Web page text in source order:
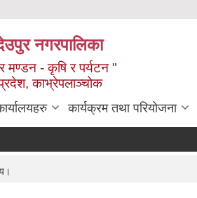
नगरपालिका
मण्डन - कृषि र पर्यटन "
काभ्रेपलाञ्चोक
कार्यक्रम तथा परियोजना